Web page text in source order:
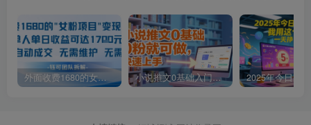
外面收费1680的女粉项目变现，单人单日收益可达1.7k，全自动成交无需维护 小说推文0基础入门教程，0粉就可做，快速上手